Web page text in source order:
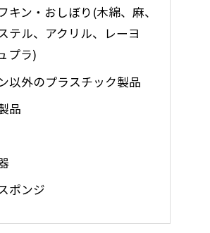
キン・おしぼり(木綿、麻、
テル、アクリル、レーヨ
プラ)
以外のプラスチック製品
品
ポンジ